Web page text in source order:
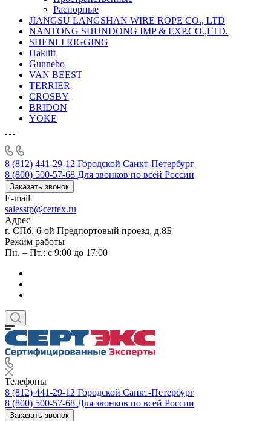
Распорные
JIANGSU LANGSHAN WIRE ROPE CO., LTD
NANTONG SHUNDONG IMP & EXP.CO.,LTD.
SHENLI RIGGING
Haklift
Gunnebo
VAN BEEST
TERRIER
CROSBY
BRIDON
YOKE
8 (812) 441-29-12 Городской Санкт-Петербург
8 (800) 500-57-68 Для звонков по всей России
Заказать звонок
E-mail
salesstp@certex.ru
Адрес
г. СПб, 6-ой Предпортовый проезд, д.8Б
Режим работы
Пн. – Пт.: с 9:00 до 17:00
Телефоны
8 (812) 441-29-12 Городской Санкт-Петербург
8 (800) 500-57-68 Для звонков по всей России
Заказать звонок